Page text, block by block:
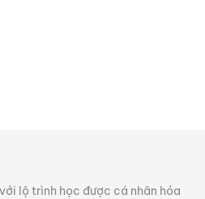
lộ trình học được cá nhân hóa